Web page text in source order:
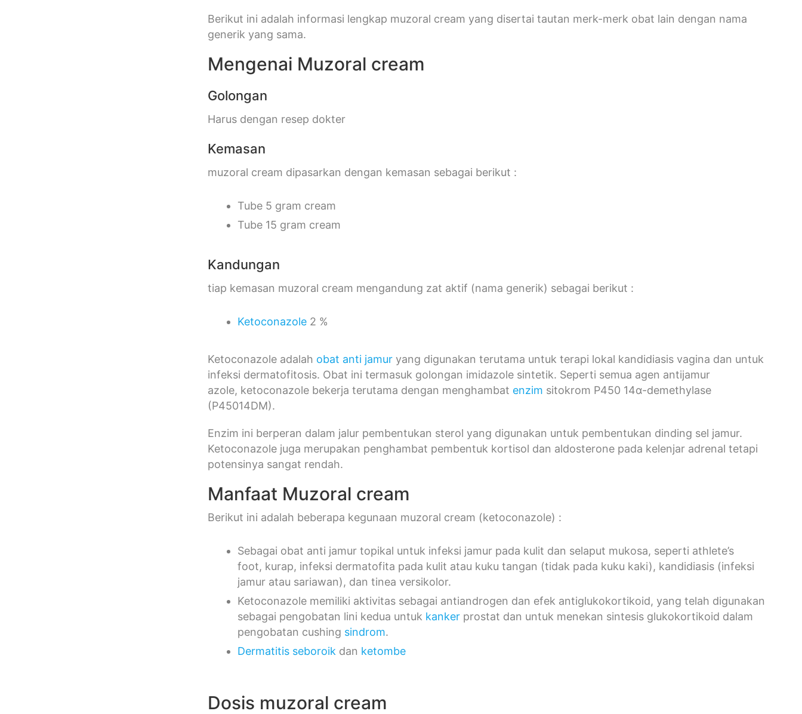
Berikut ini adalah informasi lengkap muzoral cream yang disertai tautan merk-merk obat lain dengan nama
generik yang sama.
Mengenai Muzoral cream
Golongan
Harus dengan resep dokter
Kemasan
muzoral cream dipasarkan dengan kemasan sebagai berikut :
Tube 5 gram cream
Tube 15 gram cream
Kandungan
tiap kemasan muzoral cream mengandung zat aktif (nama generik) sebagai berikut :
Ketoconazole 2 %
Ketoconazole adalah obat anti jamur yang digunakan terutama untuk terapi lokal kandidiasis vagina dan untuk
infeksi dermatofitosis. Obat ini termasuk golongan imidazole sintetik. Seperti semua agen antijamur
azole, ketoconazole bekerja terutama dengan menghambat enzim sitokrom P450 14α-demethylase
(P45014DM).
Enzim ini berperan dalam jalur pembentukan sterol yang digunakan untuk pembentukan dinding sel jamur.
Ketoconazole juga merupakan penghambat pembentuk kortisol dan aldosterone pada kelenjar adrenal tetapi
potensinya sangat rendah.
Manfaat Muzoral cream
Berikut ini adalah beberapa kegunaan muzoral cream (ketoconazole) :
Sebagai obat anti jamur topikal untuk infeksi jamur pada kulit dan selaput mukosa, seperti athlete’s
foot, kurap, infeksi dermatofita pada kulit atau kuku tangan (tidak pada kuku kaki), kandidiasis (infeksi
jamur atau sariawan), dan tinea versikolor.
Ketoconazole memiliki aktivitas sebagai antiandrogen dan efek antiglukokortikoid, yang telah digunakan
sebagai pengobatan lini kedua untuk kanker prostat dan untuk menekan sintesis glukokortikoid dalam
pengobatan cushing sindrom.
Dermatitis seboroik dan ketombe
Dosis muzoral cream